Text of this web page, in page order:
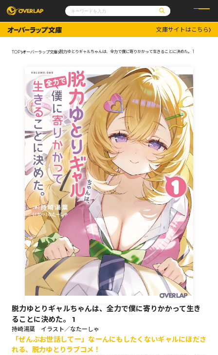
コミックガルド
コミッククリエ
文庫
ノベルス
コミックエッセイ
ポケットモンスター
アニメ
ゲーム
通販・NEWS
OVERLAP STORE
オーバーラップ広報室
企業
会社概要
採用情報
アクセス
オーバーラップホールディングス
お問い合わせはこちら
オーバーラップ文庫
オーバーラップノベルス
オーバーラップノベルスf
ロサージュノベルス
コミックガルド
コミッククリエ
文庫サイトはこちら
TOP オーバーラップ文庫 脱力ゆとりギャルちゃんは、全力で僕に寄りかかって生きることに決めた。 1
脱力ゆとりギャルちゃんは、全力で僕に寄りかかって生き
ることに決めた。 1
持崎湯葉 イラスト／なたーしゃ
「ぜんぶお世話してー」なーんにもしたくないギャルにほださ
れる、脱力ゆとりラブコメ！